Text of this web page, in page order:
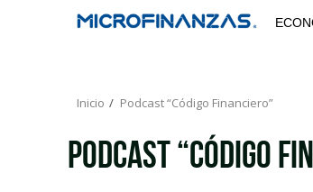
Inicio Podcast “Código Financiero”
Podcast “Código